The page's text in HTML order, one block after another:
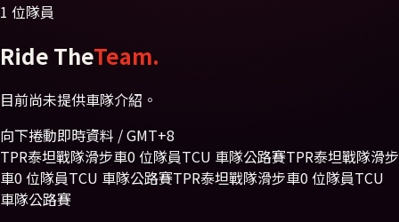
1 位隊員
Ride TheTeam.
目前尚未提供車隊介紹。
向下捲動即時資料 / GMT+8
TPR泰坦戰隊滑步車0 位隊員TCU 車隊公路賽TPR泰坦戰隊滑步
車0 位隊員TCU 車隊公路賽TPR泰坦戰隊滑步車0 位隊員TCU
車隊公路賽